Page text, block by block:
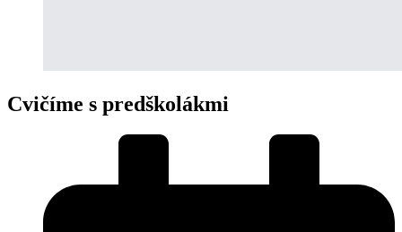
Cvičíme s predškolákmi